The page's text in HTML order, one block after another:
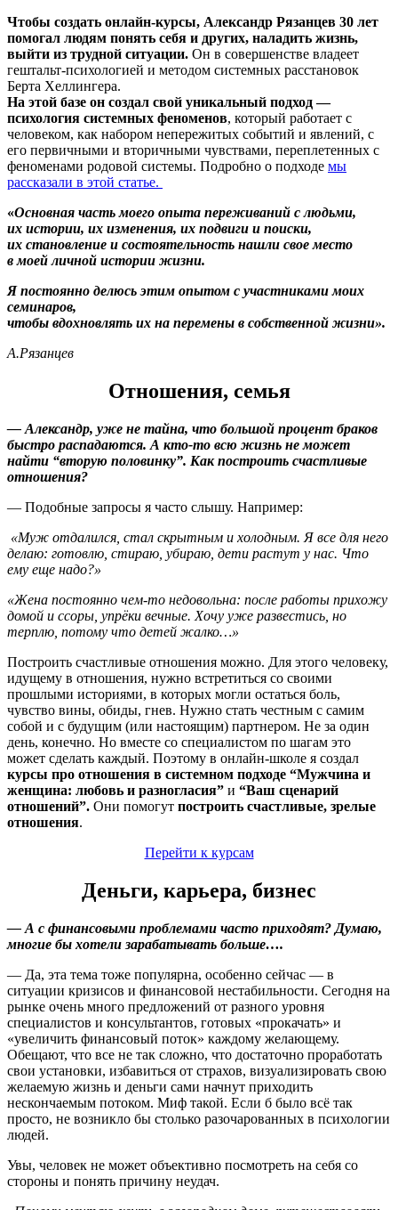
Чтобы создать онлайн-курсы, Александр Рязанцев 30 лет
помогал людям понять себя и других, наладить жизнь,
выйти из трудной ситуации. Он в совершенстве владеет
гештальт-психологией и методом системных расстановок
Берта Хеллингера.
На этой базе он создал свой уникальный подход —
психология системных феноменов, который работает с
человеком, как набором непережитых событий и явлений, с
его первичными и вторичными чувствами, переплетенных с
феноменами родовой системы. Подробно о подходе мы
рассказали в этой статье.
«Основная часть моего опыта переживаний с людьми,
их истории, их изменения, их подвиги и поиски,
их становление и состоятельность нашли свое место
в моей личной истории жизни.
Я постоянно делюсь этим опытом с участниками моих
семинаров,
чтобы вдохновлять их на перемены в собственной жизни».
А.Рязанцев
Отношения, семья
— Александр, уже не тайна, что большой процент браков
быстро распадаются. А кто-то всю жизнь не может
найти “вторую половинку”. Как построить счастливые
отношения?
— Подобные запросы я часто слышу. Например:
«Муж отдалился, стал скрытным и холодным. Я все для него
делаю: готовлю, стираю, убираю, дети растут у нас. Что
ему еще надо?»
«Жена постоянно чем-то недовольна: после работы прихожу
домой и ссоры, упрёки вечные. Хочу уже развестись, но
терплю, потому что детей жалко…»
Построить счастливые отношения можно. Для этого человеку,
идущему в отношения, нужно встретиться со своими
прошлыми историями, в которых могли остаться боль,
чувство вины, обиды, гнев. Нужно стать честным с самим
собой и с будущим (или настоящим) партнером. Не за один
день, конечно. Но вместе со специалистом по шагам это
может сделать каждый. Поэтому в онлайн-школе я создал
курсы про отношения в системном подходе “Мужчина и
женщина: любовь и разногласия” и “Ваш сценарий
отношений”. Они помогут построить счастливые, зрелые
отношения.
Перейти к курсам
Деньги, карьера, бизнес
— А с финансовыми проблемами часто приходят? Думаю,
многие бы хотели зарабатывать больше….
— Да, эта тема тоже популярна, особенно сейчас — в
ситуации кризисов и финансовой нестабильности. Сегодня на
рынке очень много предложений от разного уровня
специалистов и консультантов, готовых «прокачать» и
«увеличить финансовый поток» каждому желающему.
Обещают, что все не так сложно, что достаточно проработать
свои установки, избавиться от страхов, визуализировать свою
желаемую жизнь и деньги сами начнут приходить
нескончаемым потоком. Миф такой. Если б было всё так
просто, не возникло бы столько разочарованных в психологии
людей.
Увы, человек не может объективно посмотреть на себя со
стороны и понять причину неудач.